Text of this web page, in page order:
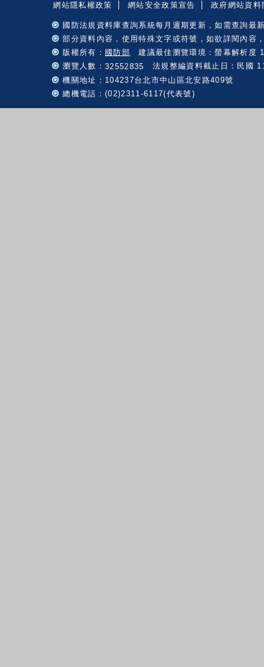
網站隱私權政策 網站安全政策宣告 政府網站資料
國防法規資料庫查詢系統每月週期更新，如需查詢最
部分資料內容，使用特殊文字或符號，如欲詳閱內容
版權所有： 國防部 建議最佳瀏覽環境：螢幕解析度
瀏覽人數：32552835
法規整編資料截止日：民國
機關地址：104237台北市中山區北安路409號
總機電話：(02)2311-6117(代表號)